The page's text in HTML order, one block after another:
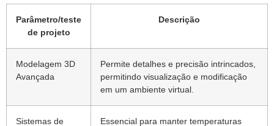
Parâmetro/teste
de projeto
Descrição
Modelagem 3D
Avançada
Permite detalhes e precisão intrincados,
permitindo visualização e modificação
em um ambiente virtual.
Sistemas de
Essencial para manter temperaturas